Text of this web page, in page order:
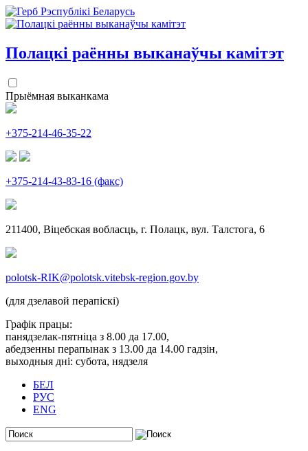
Полацкі раённы выканаўчы камітэт
Прыёмная выканкама
+375-214-46-35-22
+375-214-43-83-16 (факс)
211400, Віцебская вобласць, г. Полацк, вул. Талстога, 6
polotsk-RIK@polotsk.vitebsk-region.gov.by
(для дзелавой перапіскі)
Графік працы:
панядзелак-пятніца з 8.00 да 17.00,
абедзенны перапынак з 13.00 да 14.00 гадзін,
выходныя дні: субота, нядзеля
БЕЛ
РУС
ENG